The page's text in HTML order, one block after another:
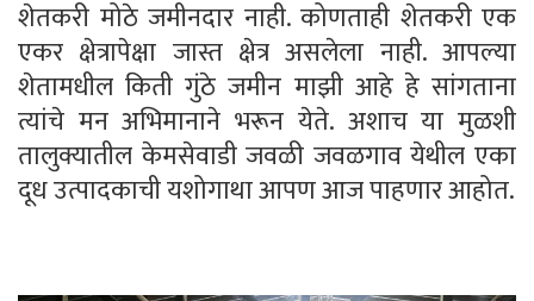
शेतकरी मोठे जमीनदार नाही. कोणताही शेतकरी एक
एकर क्षेत्रापेक्षा जास्त क्षेत्र असलेला नाही. आपल्या
शेतामधील किती गुंठे जमीन माझी आहे हे सांगताना
त्यांचे मन अभिमानाने भरून येते. अशाच या मुळशी
तालुक्यातील केमसेवाडी जवळी जवळगाव येथील एका
दूध उत्पादकाची यशोगाथा आपण आज पाहणार आहोत.